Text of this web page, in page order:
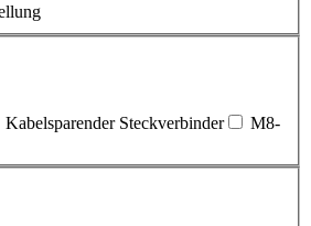
Kabelsparender Steckverbinder
M8-